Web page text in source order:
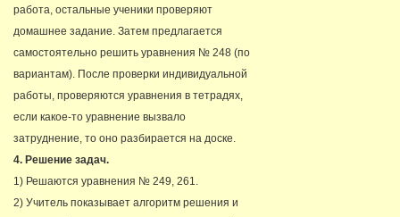
работа, остальные ученики проверяют
домашнее задание. Затем предлагается
самостоятельно решить уравнения № 248 (по
вариантам). После проверки индивидуальной
работы, проверяются уравнения в тетрадях,
если какое-то уравнение вызвало
затруднение, то оно разбирается на доске.
4. Решение задач.
1) Решаются уравнения № 249, 261.
2) Учитель показывает алгоритм решения и